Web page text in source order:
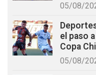
05/08/
el paso
Copa
05/08/